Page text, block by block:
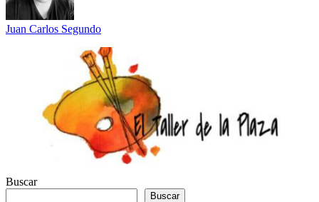
Juan Carlos Segundo
Buscar
Buscar